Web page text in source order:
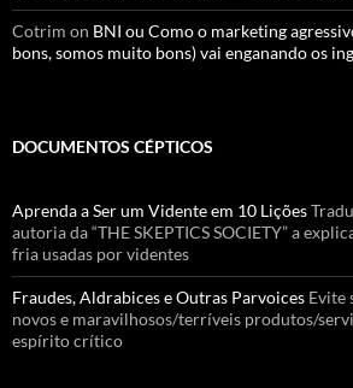
Cotrim on BNI ou Como o marketing
bons, somos muito bons) vai enganando os
DOCUMENTOS CÉPTICOS
Aprenda a Ser um Vidente em 10 Lições
autoria da “THE SKEPTICS SOCIETY” a
fria usadas por videntes
Fraudes, Aldrabices e Outras Parvoices Evite
novos e maravilhosos/terríveis produtos/
espírito crítico